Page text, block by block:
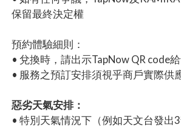
保留最終決定權
預約體驗細則：
• 兌換時，請出示TapNow QR code
• 服務之預訂安排須視乎商戶實際供
惡劣天氣安排：
• 特別天氣情況下（例如天文台發出